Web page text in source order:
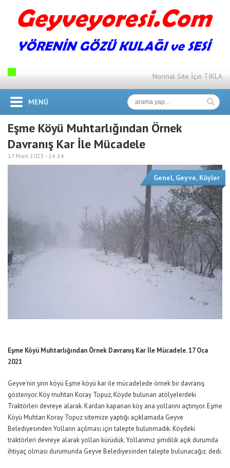
Normal Site İçin TIKLA
MENÜ
Eşme Köyü Muhtarlığından Örnek
Davranış Kar İle Mücadele
17 Mart 2025 - 14:14
Genel, Geyve, Köyler
Eşme Köyü Muhtarlığından Örnek Davranış Kar İle Mücadele. 17 Oca
2021
Geyve’nin şirin köyü Eşme köyü kar ile mücadelede örnek bir davranış
gösteriyor. Köy muhtarı Koray Topuz, Köyde bulunan atölyelerdeki
Traktörleri devreye alarak. Kardan kapanan köy ana yollarını açtırıyor. Eşme
Köyü Muhtarı Koray Topuz sitemize yaptığı açıklamada Geyve
Belediyesinden Yolların açılması için talepte bulunmadık. Köydeki
traktörleri devreye alarak yolları kürüdük. Yollarımız şimdilik açık durumda
ihtiyaç olması durumunda Geyve Belediyesinden talepte bulunacağız. dedi.